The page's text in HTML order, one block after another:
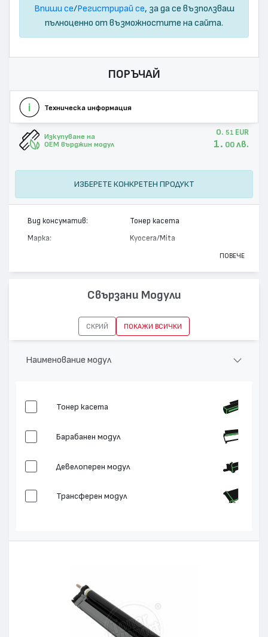
Впиши се/Регистрирай се, за да се възползваш
пълноценно от възможностите на сайта.
ПОРЪЧАЙ
Техническа информация
Изкупуване на
OEM върджин модул
0. 51 EUR
1. 00 лв.
ИЗБЕРЕТЕ КОНКРЕТЕН ПРОДУКТ
Вид консуматив: Тонер касета
Марка: Kyocera/Mita
Цвят: Черен
18000
ПОВЕЧЕ
Свързани Модули
СКРИЙ ПОКАЖИ ВСИЧКИ
Наименование модул
Тонер касета
Барабанен модул
Девелоперен модул
Трансферен модул